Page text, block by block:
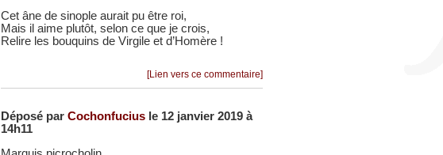
Cet âne de sinople aurait pu être roi,
Mais il aime plutôt, selon ce que je crois,
Relire les bouquins de Virgile et d’Homère !
[Lien vers ce commentaire]
Déposé par Cochonfucius le 12 janvier 2019 à
14h11